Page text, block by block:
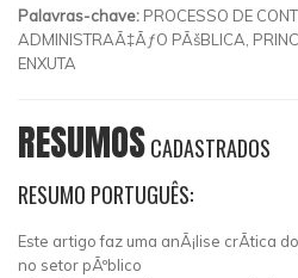
Palavras-chave: PROCESSO DE
ADMINISTRAÃ‡ÃƒO PÃšBLICA,
ENXUTA
RESUMOSCADASTRADOS
RESUMO PORTUGUÊS:
Este artigo faz uma anÃ¡lise crÃ­tica
no setor pÃºblico